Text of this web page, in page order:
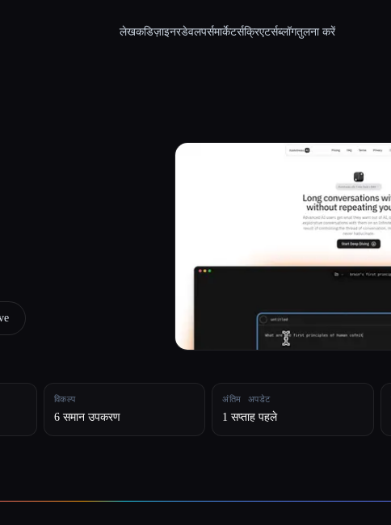
लेखकडिज़ाइनरडेवलपर्समार्केटर्सक्रिएटर्सब्लॉगतुलना करें
विकल्प
6 समान उपकरण
अंतिम अपडेट
1 सप्ताह पहले